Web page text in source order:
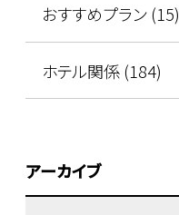
おすすめプラン (15)
ホテル関係 (184)
アーカイブ